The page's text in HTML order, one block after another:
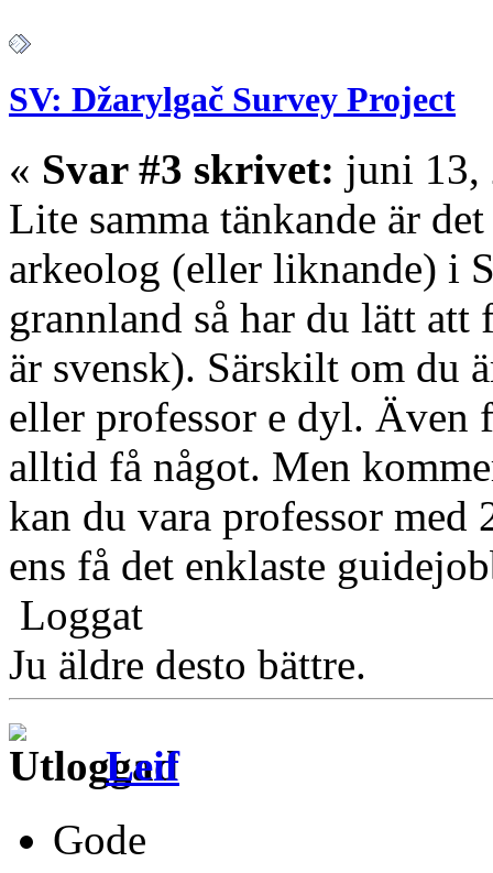
SV: Džarylgač Survey Project
« Svar #3 skrivet: juni 13,
Lite samma tänkande är
arkeolog (eller liknande) i
grannland så har du lätt
är svensk). Särskilt om du
eller professor e dyl.
alltid få något. Men
kan du vara professor med
ens få det enklaste
Loggat
Ju äldre desto bättre.
Leif
Gode